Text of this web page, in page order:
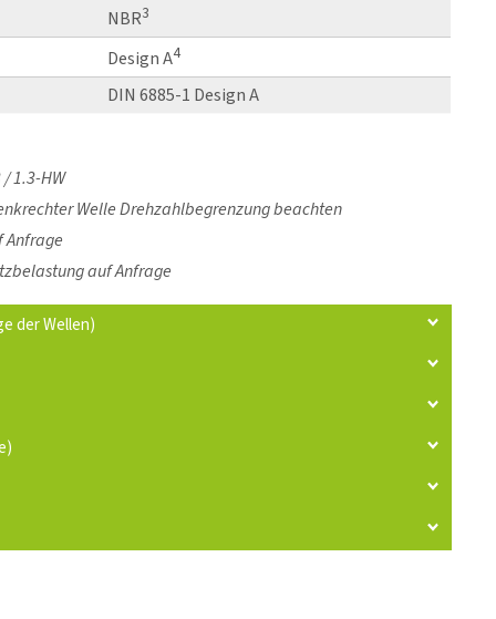
NBR3
Design A4
DIN 6885-1 Design A
1.3-HW
Welle Drehzahlbegrenzung beachten
Anfrage
auf Anfrage
der Wellen)